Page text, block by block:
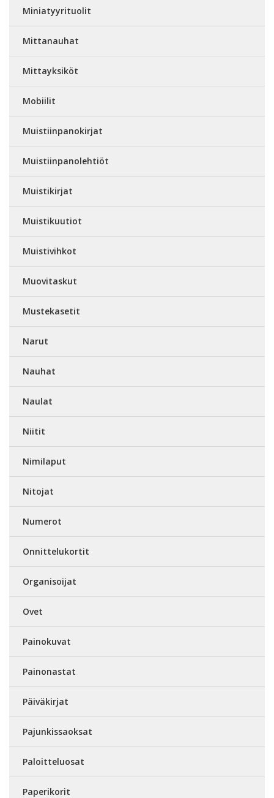
Miniatyyrituolit
Mittanauhat
Mittayksiköt
Mobiilit
Muistiinpanokirjat
Muistiinpanolehtiöt
Muistikirjat
Muistikuutiot
Muistivihkot
Muovitaskut
Mustekasetit
Narut
Nauhat
Naulat
Niitit
Nimilaput
Nitojat
Numerot
Onnittelukortit
Organisoijat
Ovet
Painokuvat
Painonastat
Päiväkirjat
Pajunkissaoksat
Paloitteluosat
Paperikorit